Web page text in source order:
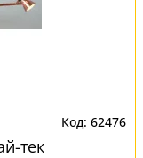
62476
тек